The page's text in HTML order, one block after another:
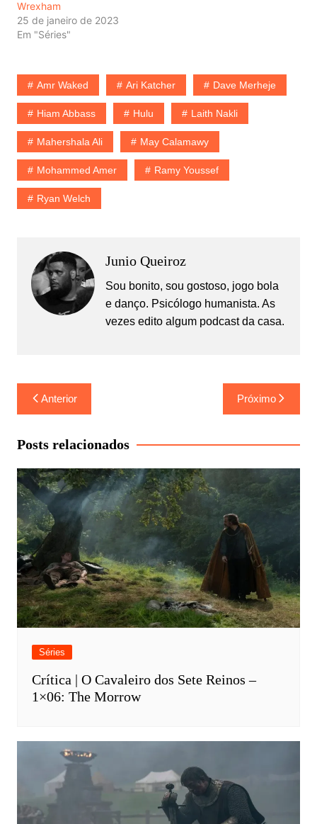
Wrexham
25 de janeiro de 2023
Em "Séries"
Amr Waked Ari Katcher Dave Merheje
Hiam Abbass Hulu Laith Nakli
Mahershala Ali May Calamawy
Mohammed Amer Ramy Youssef
Ryan Welch
Junio Queiroz
Sou bonito, sou gostoso, jogo bola
e danço. Psicólogo humanista. As
vezes edito algum podcast da casa.
Navegação
de
Post
Anterior Próximo
Posts relacionados
Séries
Crítica | O Cavaleiro dos Sete Reinos –
1×06: The Morrow